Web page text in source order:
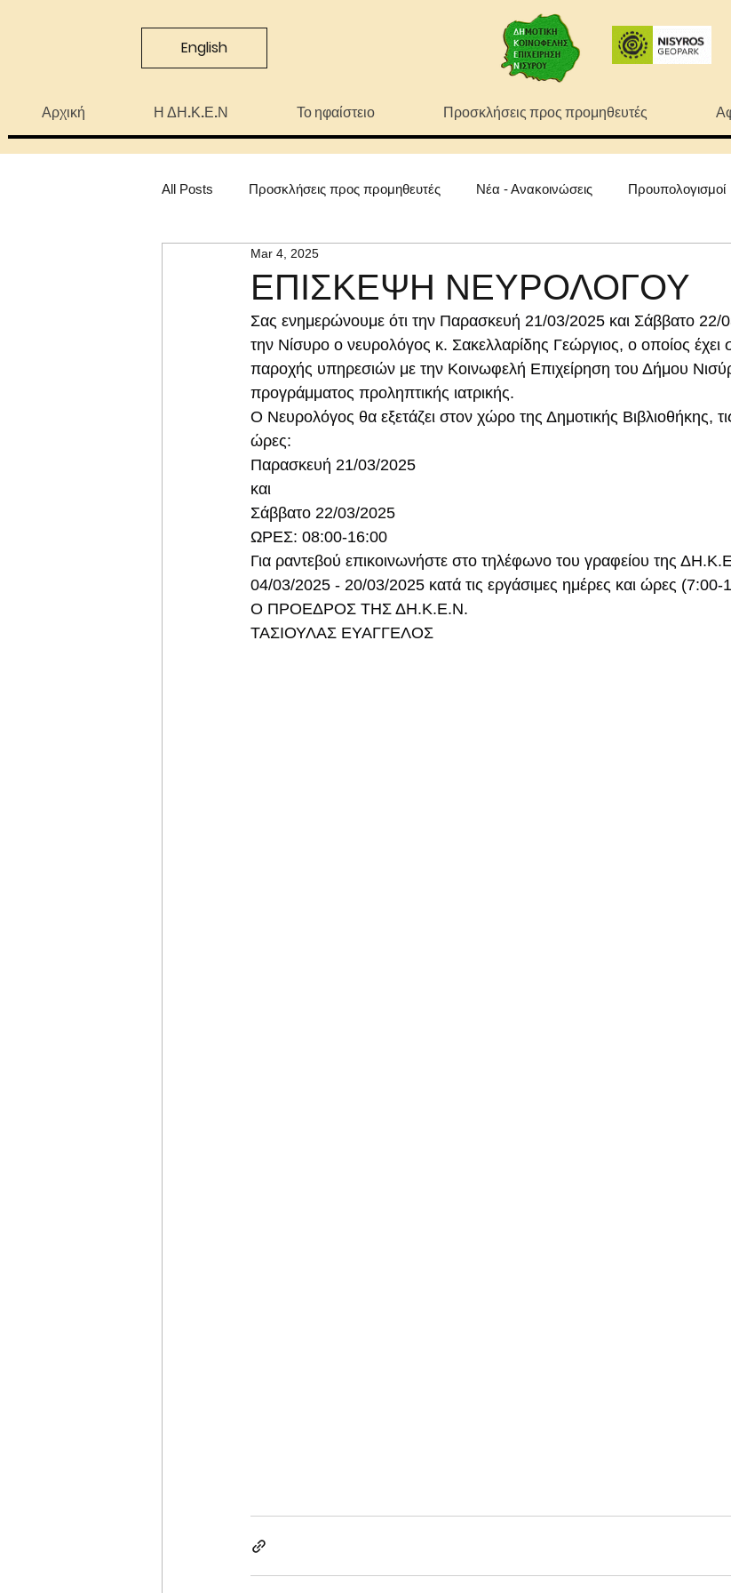
Αρχική Η ΔΗ.Κ.Ε.Ν Το ηφαίστειο Προσκλήσεις προς προμηθευτές
English
All Posts Προσκλήσεις προς προμηθευτές Νέα - Ανακοινώσεις Προυπολογισμοί
ΕΠΙΣΚΕΨΗ ΝΕΥΡΟΛΟΓΟΥ
Mar 4, 2025
Σας ενημερώνουμε ότι την Παρασκευή 21/03/2025 και Σάββατο 22/
την Νίσυρο ο νευρολόγος κ. Σακελλαρίδης Γεώργιος, ο οποίος
παροχής υπηρεσιών με την Κοινωφελή Επιχείρηση του Δήμου
προγράμματος προληπτικής ιατρικής.
Ο Νευρολόγος θα εξετάζει στον χώρο της Δημοτικής Βιβλιοθήκης,
ώρες:
Παρασκευή 21/03/2025
και
Σάββατο 22/03/2025
ΩΡΕΣ: 08:00-16:00
Για ραντεβού επικοινωνήστε στο τηλέφωνο του γραφείου της
04/03/2025 - 20/03/2025 κατά τις εργάσιμες ημέρες και ώρες (7:00-
​Ο ΠΡΟΕΔΡΟΣ ΤΗΣ ΔΗ.Κ.Ε.Ν.
ΤΑΣΙΟΥΛΑΣ ΕΥΑΓΓΕΛΟΣ